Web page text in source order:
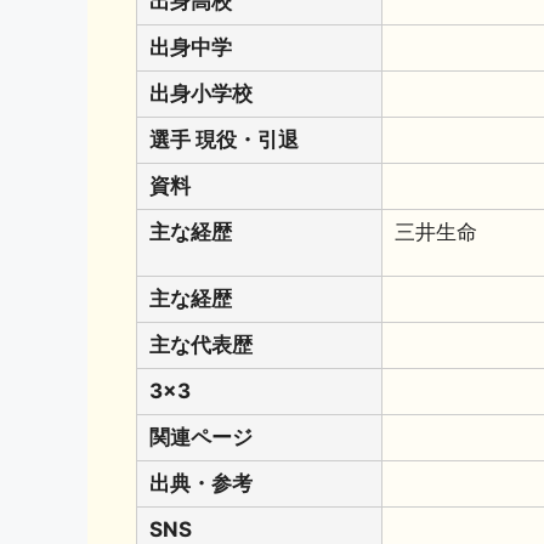
出身中学
出身小学校
選手 現役・引退
資料
主な経歴
三井生命
主な経歴
主な代表歴
3x3
関連ページ
出典・参考
SNS